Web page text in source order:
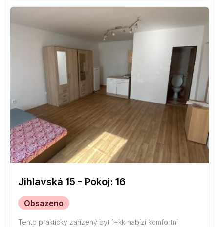
Jihlavská 15 - Pokoj: 16
Obsazeno
Tento prakticky zařízený byt 1+kk nabízí komfortní